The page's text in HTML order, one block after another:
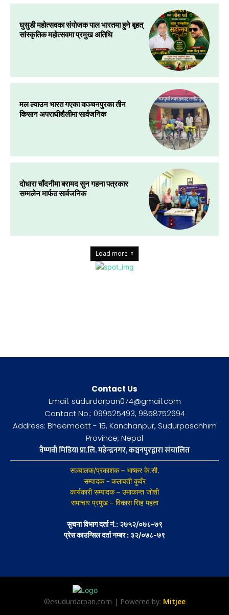
घुसुडी महोत्सवका संयोजक पाल भारतमा हुने बृहत्
सांस्कृतिक महोत्सवमा प्रमुख अतिथि
मल ल्याउन भारत गएका कञ्चनपुरका तीन
किसान अपराधीशैलीमा सार्वजनिक
दोधारा चाँदनीमा बरामद सुन गहना पत्रकार
सम्मलेन मार्फत सार्वजनिक
Load more
Contact Us
Email: sudurdarpan074@gmail.com
Contact No.: 099525493, 9858752694
Address: Bheemdatt - 15, Kanchanpur, Sudurpaschhim
Province, Nepal
वैष्णवी मिडिया प्रा.लि. महेन्द्रनगर, कञ्चनपुरद्वारा संचालित
सञ्चालक/प्रकाशक – भाष्कर के.सी.
सम्पादक - कलावती कुवँर
कार्यकारी सम्पादक – उमाकान्त जोशी
समाचार प्रमुख – विकास सिह महता
सुचना विभाग दर्ता नं.: २७५२/०७८–७९
प्रेस काउन्सिल दर्ता नम्बर : ३२/०७८-७९
©esudurdarpan.com | Powered by: Mitjee